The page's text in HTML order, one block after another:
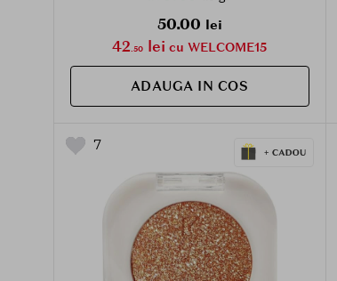
50.00 lei
42.50 lei cu WELCOME15
ADAUGA IN COS
7